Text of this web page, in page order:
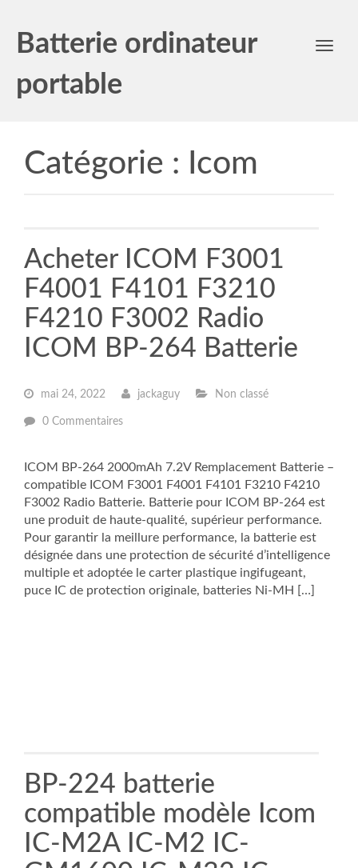
Batterie ordinateur
portable
Toggle
Catégorie : Icom
Acheter ICOM F3001
F4001 F4101 F3210
F4210 F3002 Radio
ICOM BP-264 Batterie
mai 24, 2022 jackaguy Non classé
0 Commentaires
ICOM BP-264 2000mAh 7.2V Remplacement Batterie –
compatible ICOM F3001 F4001 F4101 F3210 F4210
F3002 Radio Batterie. Batterie pour ICOM BP-264 est
une produit de haute-qualité, supérieur performance.
Pour garantir la meillure performance, la batterie est
désignée dans une protection de sécurité d’intelligence
multiple et adoptée le carter plastique ingifugeant,
puce IC de protection originale, batteries Ni-MH […]
BP-224 batterie
compatible modèle Icom
IC-M2A IC-M2 IC-